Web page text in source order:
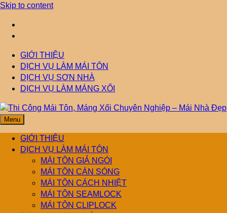
Skip to content
GIỚI THIỆU
DỊCH VỤ LÀM MÁI TÔN
DỊCH VỤ SƠN NHÀ
DỊCH VỤ LÀM MÁNG XỐI
Thi Công Mái Tôn,
Máng Xối Chuyên
Nghiệp – Mái Nhà
Mái Nhà Đẹp chuyên làm mái tôn, máng xối chống thấm, thoát
nước hiệu quả. Đội ngũ lành nghề – bảo hành dài hạn – tư vấn
miễn phí.
Menu
GIỚI THIỆU
DỊCH VỤ LÀM MÁI TÔN
MÁI TÔN GIẢ NGÓI
MÁI TÔN CÁN SÓNG
MÁI TÔN CÁCH NHIỆT
MÁI TÔN SEAMLOCK
MÁI TÔN CLIPLOCK